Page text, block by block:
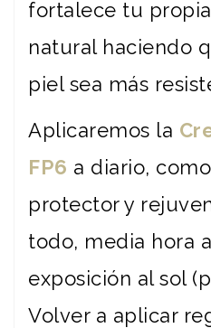
fortalece tu
natural haciendo
piel sea más
Aplicaremos la
FP6 a diario,
protector y
todo, media hora
exposición al sol
Volver a aplicar